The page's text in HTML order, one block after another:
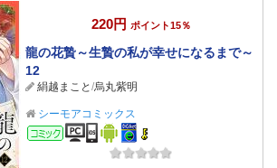
220円 ポイント15％
龍の花贄～生贄の私が幸せになるまで～
12
絹越まこと /烏丸紫明
シーモアコミックス
コミック